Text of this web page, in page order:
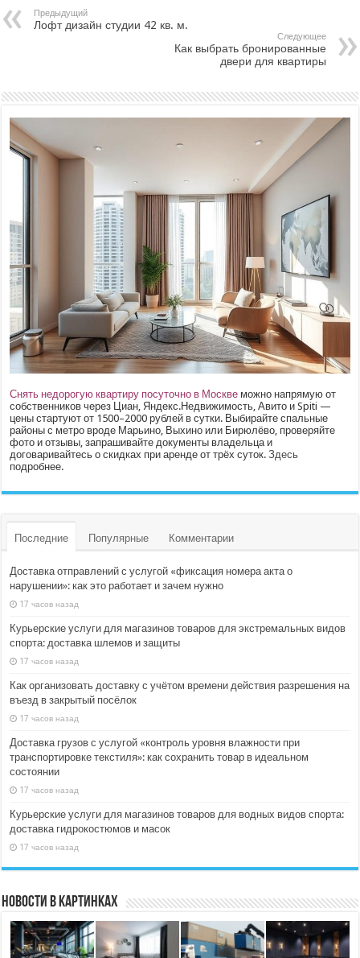
Предыдущий
Лофт дизайн студии 42 кв. м.
Следующее
Как выбрать бронированные
двери для квартиры
Снять недорогую квартиру посуточно в Москве можно напрямую от
собственников через Циан, Яндекс.Недвижимость, Авито и Spiti —
цены стартуют от 1500–2000 рублей в сутки. Выбирайте спальные
районы с метро вроде Марьино, Выхино или Бирюлёво, проверяйте
фото и отзывы, запрашивайте документы владельца и
договаривайтесь о скидках при аренде от трёх суток.Здесь
подробнее.
Последние Популярные Комментарии
Доставка отправлений с услугой «фиксация номера акта о
нарушении»: как это работает и зачем нужно
17 часов назад
Курьерские услуги для магазинов товаров для экстремальных видов
спорта: доставка шлемов и защиты
17 часов назад
Как организовать доставку с учётом времени действия разрешения на
въезд в закрытый посёлок
17 часов назад
Доставка грузов с услугой «контроль уровня влажности при
транспортировке текстиля»: как сохранить товар в идеальном
состоянии
17 часов назад
Курьерские услуги для магазинов товаров для водных видов спорта:
доставка гидрокостюмов и масок
17 часов назад
Новости в картинках